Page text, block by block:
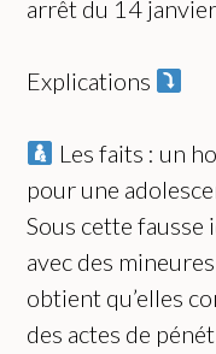
arrêt du 14
Explications
Les faits : un
pour une
Sous cette
avec des
obtient qu’elles
des actes de